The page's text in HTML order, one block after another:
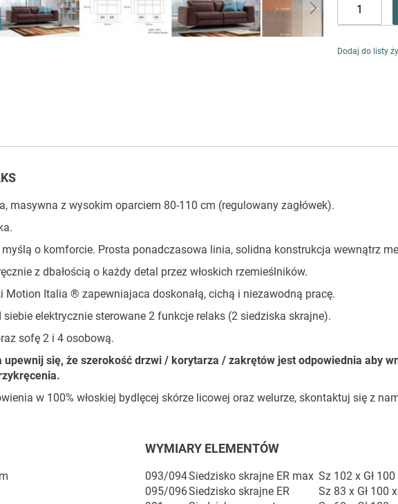
Dodaj do listy
masywna z wysokim oparciem 80-110 cm (regulowany zagłówek).
o komforcie. Prosta ponadczasowa linia, solidna konstrukcja wewnątrz
z dbałością o każdy detal przez włoskich rzemieślników.
Italia ® zapewniajaca doskonałą, cichą i niezawodną pracę.
elektrycznie sterowane 2 funkcje relaks (2 siedziska skrajne).
sofę 2 i 4 osobową.
upewnij się, że szerokość drzwi / korytarza / zakrętów jest odpowiednia aby
w 100% włoskiej bydlęcej skórze licowej oraz welurze, skontaktuj się z
WYMIARY ELEMENTÓW
093/094Siedzisko skrajne ER max Sz 102 x Gł
095/096Siedzisko skrajne ER
Sz 83 x Gł 100